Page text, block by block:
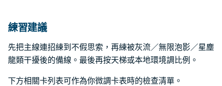
練習建議
先把主線連招練到不假思索，再練被灰流／無限泡影／星塵
龍類干擾後的備線。最後再按天梯或本地環境調比例。
下方相關卡列表可作為你微調卡表時的檢查清單。